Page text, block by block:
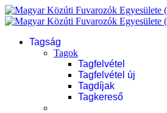
Tagság
Tagok
Tagfelvétel
Tagfelvétel új
Tagdíjak
Tagkereső